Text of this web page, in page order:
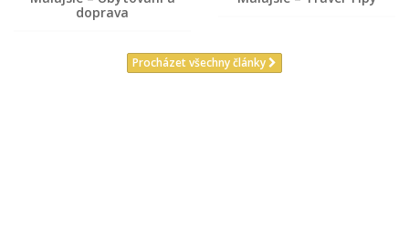
doprava
Procházet všechny články